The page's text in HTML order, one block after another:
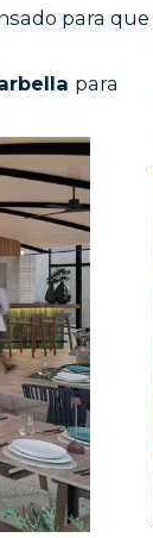
para que
para